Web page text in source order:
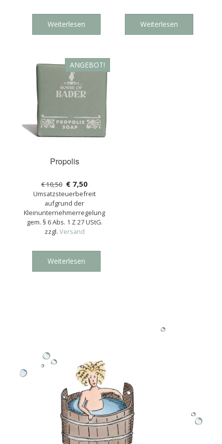
Weiterlesen Weiterlesen
ANGEBOT!
Propolis
€10,50 € 7,50
Umsatzsteuerbefreit
aufgrund der
Kleinunternehmerregelung
gem. § 6 Abs. 1 Z 27 UStG.
zzgl. Versand
Weiterlesen